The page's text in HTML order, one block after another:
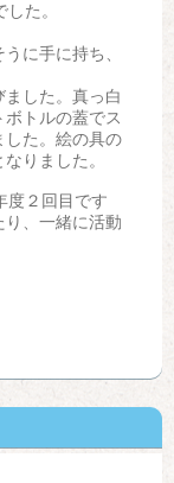
た。
に手に持ち、
した。真っ白
トルの蓋でス
した。絵の具の
りました。
度２回目です
、一緒に活動